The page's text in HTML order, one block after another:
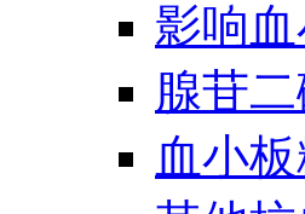
影响
腺苷
血小